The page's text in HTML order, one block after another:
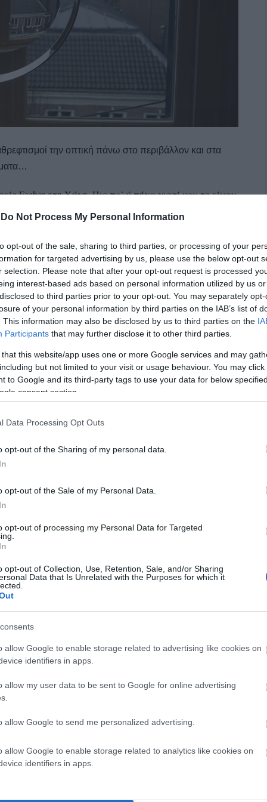
Do Not Process My Personal Information
opt-out of the sale, sharing to third parties, or processing of your
for targeted advertising by us, please use the below opt-out
selection. Please note that after your opt-out request is processed
interest-based ads based on personal information utilized by us
to third parties prior to your opt-out. You may separately
of your personal information by third parties on the IAB’s list of
This information may also be disclosed by us to third parties on the
Participants that may further disclose it to other third parties.
that this website/app uses one or more Google services and may
but not limited to your visit or usage behaviour. You may
to Google and its third-party tags to use your data for below
consent section.
Data Processing Opt Outs
opt-out of the Sharing of my personal data.
opt-out of the Sale of my Personal Data.
opt-out of processing my Personal Data for Targeted
opt-out of Collection, Use, Retention, Sale, and/or Sharing
Data that Is Unrelated with the Purposes for which it
allow Google to enable storage related to advertising like cookies on
identifiers in apps.
allow my user data to be sent to Google for online advertising
allow Google to send me personalized advertising.
allow Google to enable storage related to analytics like cookies on
identifiers in apps.
την οπτική πάνω στο περιβάλλον και στα
Escher στη Χάγη. Πιο πολύ πήγα γιατί μου το είχαν
άλλαξε πολλά από τους καθρεφτισμούς της μέρας,
να με περιμένει μήνυμα της αναγνώστριας
του σημαντικού Έλληνα φιλοσόφου Στέλιου
των δικαιωμάτων και αξιώσεων. Κάτι που
εξ αυτού τεκνοθεσίας μέσω της παρένθετης
αρχιτέκτονας, που έζησε στον 20ο αιώνα,
τους αντικαθρεφτισμούς του την σημερινή
το γεγονός το πως ο Στέλιος Ράμφος, με απλά
Δύο σπουδαίοι δυτικοί στοχαστές μιλούν για το
ψευδαισθήσεις, για το παραξένισμα και την
της ζωής, της κοινωνίας, της σκέψης.
πραγματικότητες και απεικονίσεις…
από τον Έσσερ, αλλά και ο στοχασμός του Ράμφου
Σκέφτηκα πως μια κοινή δημοσίευση στο Εν
Άνδρο να ταξιδέψουν μέσα από το έργο ενός